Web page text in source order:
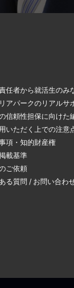
任者から就活生のみ
アパークのリアルサ
信頼性担保に向けた
いただく上での注意
項・知的財産権
載基準
ご依頼
る質問 / お問い合わ